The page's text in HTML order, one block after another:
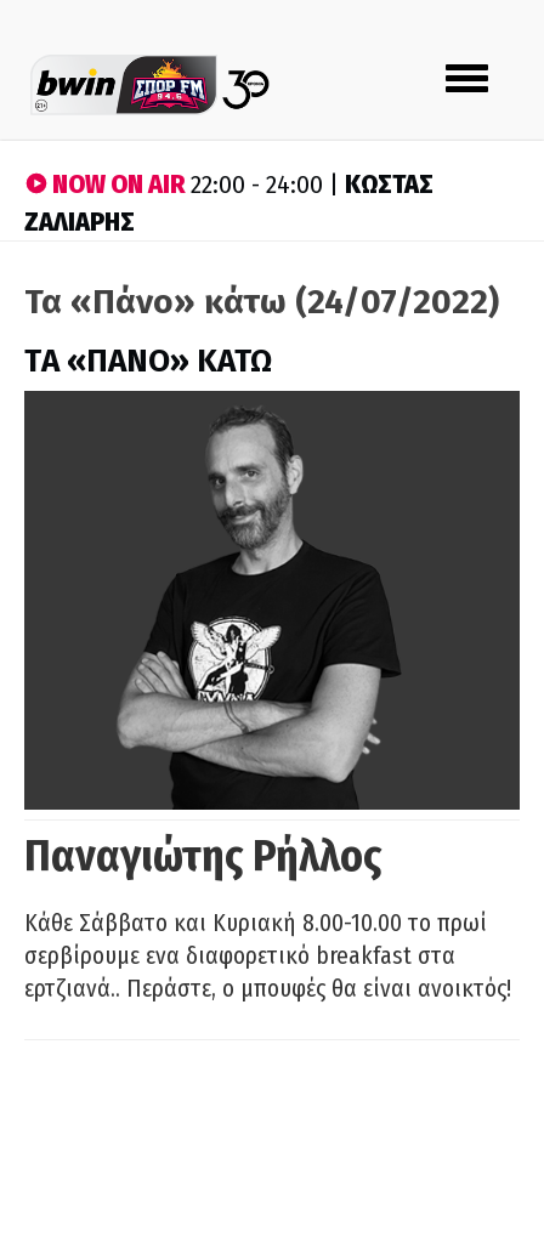
Toggle
navigation
NOW ON AIR22:00 - 24:00 | ΚΩΣΤΑΣ
ΖΑΛΙΑΡΗΣ
Τα «Πάνο» κάτω (24/07/2022)
ΤA «ΠΑΝΟ» ΚΑΤΩ
Παναγιώτης Ρήλλος
Κάθε Σάββατο και Κυριακή 8.00-10.00 το πρωί
σερβίρουμε ενα διαφορετικό breakfast στα
ερτζιανά.. Περάστε, ο μπουφές θα είναι ανοικτός!